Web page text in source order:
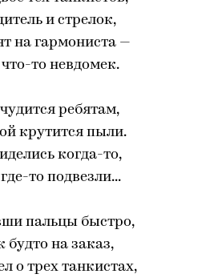
и стрелок,
на гармониста —
то невдомек.
ребятам,
крутится пыли.
когда-то,
то подвезли...
пальцы быстро,
будто на заказ,
о трех танкистах,